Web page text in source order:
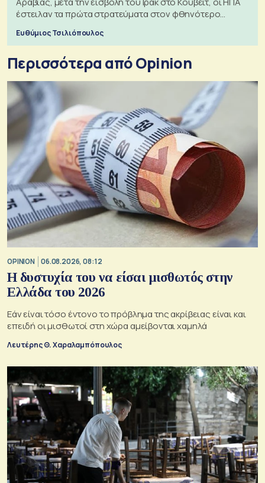
έστειλαν τα πρώτα στρατεύματα στον φθηνότερο
Ευθύμιος Τσιλιόπουλος
Περισσότερα από Opinion
OPINION 06.08.2026, 08:12
Η δυστυχία του να είσαι μισθωτός στην
Ελλάδα του 2026
Εάν είναι τόσο έντονο το πρόβλημα της ακρίβειας είναι και
επειδή οι μισθωτοί στη χώρα αμείβονται χαμηλά
Λευτέρης Θ. Χαραλαμπόπουλος